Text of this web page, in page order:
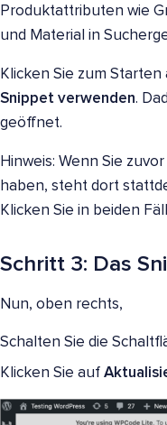
Produktattributen wie
und Material in
Klicken Sie zum
Snippet verwenden.
geöffnet.
Hinweis: Wenn Sie
haben, steht dort
Klicken Sie in beiden
Schritt 3: Das
Nun, oben rechts,
Schalten Sie die
Klicken Sie auf